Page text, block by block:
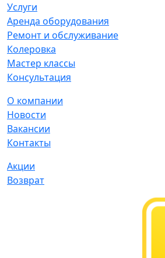
Услуги
Аренда оборудования
Ремонт и обслуживание
Колеровка
Мастер классы
Консультация
О компании
Новости
Вакансии
Контакты
Акции
Возврат